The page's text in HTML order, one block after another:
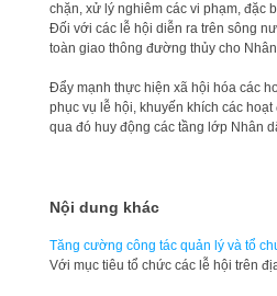
chặn, xử lý nghiêm các vi phạm, đặc
Đối với các lễ hội diễn ra trên sông
toàn giao thông đường thủy cho
Đẩy mạnh thực hiện xã hội hóa các
phục vụ lễ hội, khuyến khích các
qua đó huy động các tầng lớp Nhân
Nội dung khác
Tăng cường công tác quản lý và tổ
Với mục tiêu tổ chức các lễ hội trên